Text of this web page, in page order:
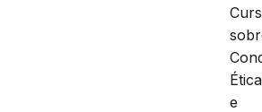
Ética
e